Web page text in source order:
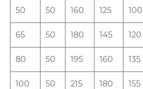
50 50 160 125 100
65 50 180 145 120
80 50 195 160 135
100 50 215 180 155